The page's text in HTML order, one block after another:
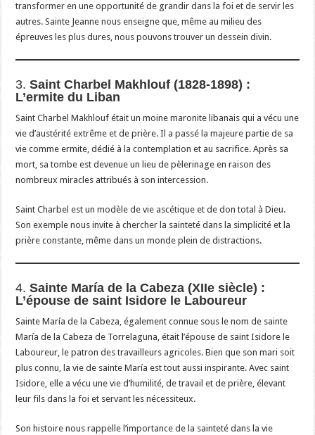
transformer en une opportunité de grandir dans la foi et de servir les
autres. Sainte Jeanne nous enseigne que, même au milieu des
épreuves les plus dures, nous pouvons trouver un dessein divin.
3.Saint Charbel Makhlouf (1828-1898) :
L’ermite du Liban
Saint Charbel Makhlouf était un moine maronite libanais qui a vécu une
vie d’austérité extrême et de prière. Il a passé la majeure partie de sa
vie comme ermite, dédié à la contemplation et au sacrifice. Après sa
mort, sa tombe est devenue un lieu de pèlerinage en raison des
nombreux miracles attribués à son intercession.
Saint Charbel est un modèle de vie ascétique et de don total à Dieu.
Son exemple nous invite à chercher la sainteté dans la simplicité et la
prière constante, même dans un monde plein de distractions.
4.Sainte María de la Cabeza (XIIe siècle) :
L’épouse de saint Isidore le Laboureur
Sainte María de la Cabeza, également connue sous le nom de sainte
María de la Cabeza de Torrelaguna, était l’épouse de saint Isidore le
Laboureur, le patron des travailleurs agricoles. Bien que son mari soit
plus connu, la vie de sainte María est tout aussi inspirante. Avec saint
Isidore, elle a vécu une vie d’humilité, de travail et de prière, élevant
leur fils dans la foi et servant les nécessiteux.
Son histoire nous rappelle l’importance de la sainteté dans la vie